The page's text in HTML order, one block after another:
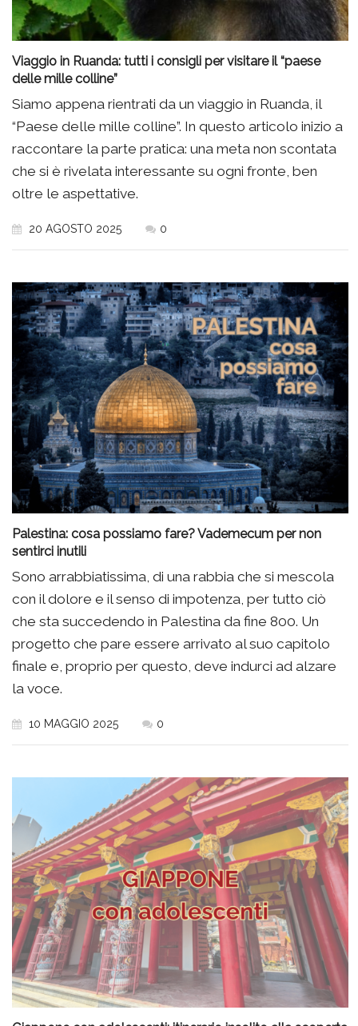
Viaggio in Ruanda: tutti i consigli per visitare il “paese
delle mille colline”
Siamo appena rientrati da un viaggio in Ruanda, il
“Paese delle mille colline”. In questo articolo inizio a
raccontare la parte pratica: una meta non scontata
che si è rivelata interessante su ogni fronte, ben
oltre le aspettative.
20 AGOSTO 2025 0
Palestina: cosa possiamo fare? Vademecum per non
sentirci inutili
Sono arrabbiatissima, di una rabbia che si mescola
con il dolore e il senso di impotenza, per tutto ciò
che sta succedendo in Palestina da fine 800. Un
progetto che pare essere arrivato al suo capitolo
finale e, proprio per questo, deve indurci ad alzare
la voce.
10 MAGGIO 2025 0